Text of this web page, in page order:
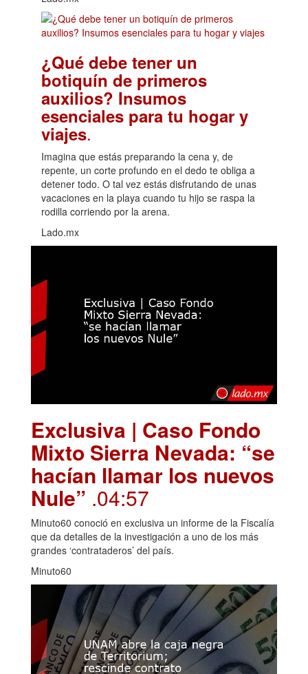
¿Qué debe tener un
botiquín de primeros
auxilios? Insumos
esenciales para tu hogar y
viajes.
Imagina que estás preparando la cena y, de
repente, un corte profundo en el dedo te obliga a
detener todo. O tal vez estás disfrutando de unas
vacaciones en la playa cuando tu hijo se raspa la
rodilla corriendo por la arena.
Lado.mx
Exclusiva | Caso Fondo
Mixto Sierra Nevada: “se
hacían llamar los nuevos
Nule” .04:57
Minuto60 conoció en exclusiva un informe de la Fiscalía
que da detalles de la investigación a uno de los más
grandes ‘contrataderos’ del país.
Minuto60